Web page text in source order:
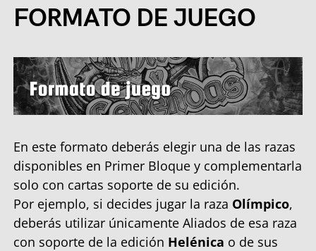
FORMATO DE JUEGO
En este formato deberás elegir una de las razas
disponibles en Primer Bloque y complementarla
solo con cartas soporte de su edición.
Por ejemplo, si decides jugar la raza Olímpico,
deberás utilizar únicamente Aliados de esa raza
con soporte de la edición Helénica o de sus